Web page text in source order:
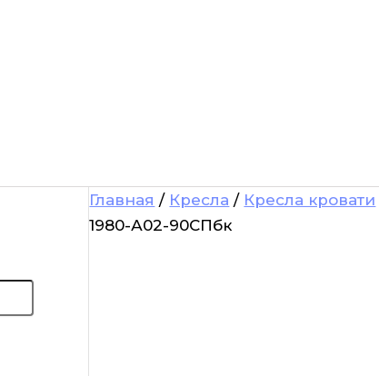
Главная / Кресла / Кресла кровати
1980-А02-90СПбк